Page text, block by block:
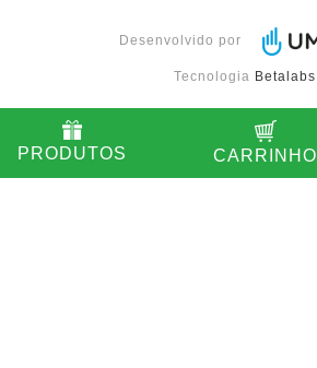
PRODUTOS CARRINHO
Desenvolvido por
Tecnologia Betalabs
{# #}